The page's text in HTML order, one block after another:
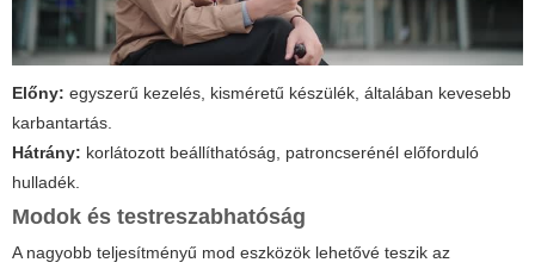
Előny: egyszerű kezelés, kisméretű készülék, általában kevesebb
karbantartás.
Hátrány: korlátozott beállíthatóság, patroncserénél előforduló
hulladék.
Modok és testreszabhatóság
A nagyobb teljesítményű mod eszközök lehetővé teszik az